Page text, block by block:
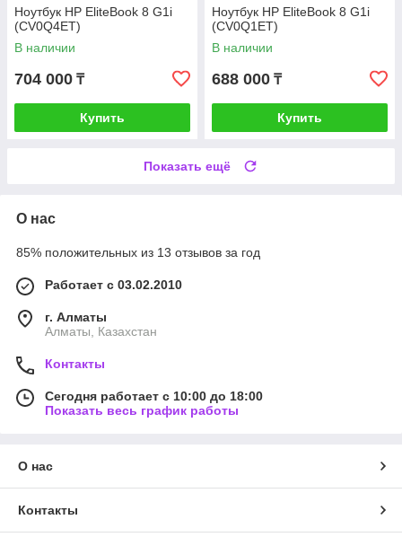
Ноутбук HP EliteBook 8 G1i
(CV0Q4ET)
В наличии
704 000 ₸
Купить
Ноутбук HP EliteBook 8 G1i
(CV0Q1ET)
В наличии
688 000 ₸
Купить
Показать ещё
О нас
85% положительных из 13 отзывов за год
Работает с 03.02.2010
г. Алматы
Алматы, Казахстан
Контакты
Сегодня работает с 10:00 до 18:00
Показать весь график работы
О нас
Контакты